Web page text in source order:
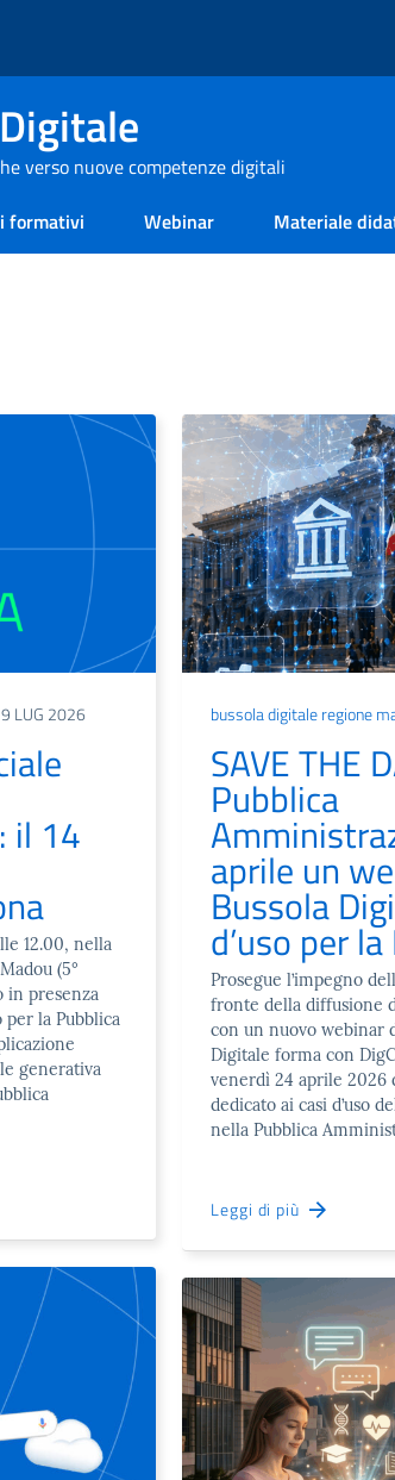
verso nuove competenze digitali
formativi Webinar Materiale
9 LUG 2026
il 14
12.00, nella
(5°
in presenza
per la Pubblica
generativa
bussola digitale regione
SAVE THE
Pubblica
aprile un
Bussola
d’uso per la
Prosegue l’impegno
fronte della diffusione
con un nuovo webinar
Digitale forma con
venerdì 24 aprile 2026
dedicato ai casi d’uso
nella Pubblica
Leggi di più